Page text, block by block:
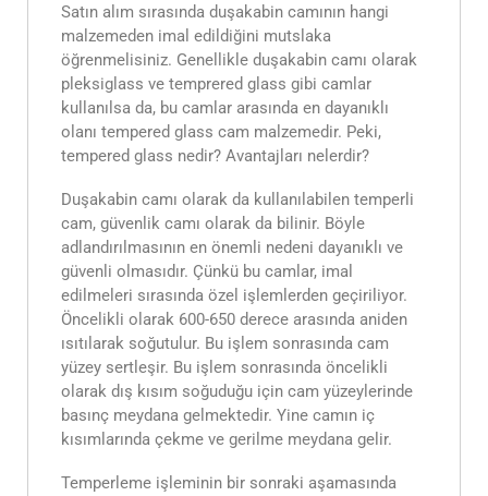
Satın alım sırasında duşakabin camının hangi
malzemeden imal edildiğini mutslaka
öğrenmelisiniz. Genellikle duşakabin camı olarak
pleksiglass ve temprered glass gibi camlar
kullanılsa da, bu camlar arasında en dayanıklı
olanı tempered glass cam malzemedir. Peki,
tempered glass nedir? Avantajları nelerdir?
Duşakabin camı olarak da kullanılabilen temperli
cam, güvenlik camı olarak da bilinir. Böyle
adlandırılmasının en önemli nedeni dayanıklı ve
güvenli olmasıdır. Çünkü bu camlar, imal
edilmeleri sırasında özel işlemlerden geçiriliyor.
Öncelikli olarak 600-650 derece arasında aniden
ısıtılarak soğutulur. Bu işlem sonrasında cam
yüzey sertleşir. Bu işlem sonrasında öncelikli
olarak dış kısım soğuduğu için cam yüzeylerinde
basınç meydana gelmektedir. Yine camın iç
kısımlarında çekme ve gerilme meydana gelir.
Temperleme işleminin bir sonraki aşamasında